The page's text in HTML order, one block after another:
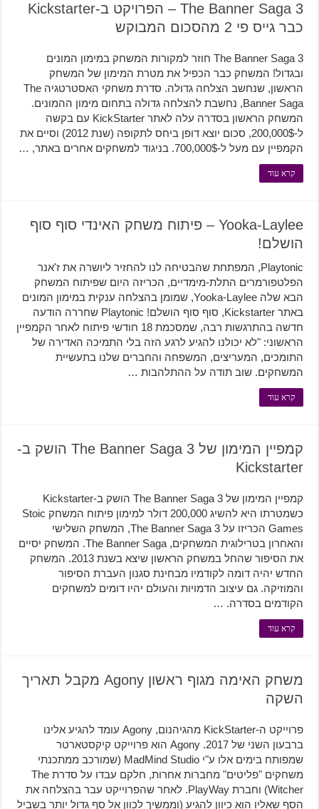
The Banner Saga 3 – הפרויקט ב-Kickstarter
כבר גייס פי 2 מהסכום המבוקש
The Banner Saga 3 חוזר למקורות המשחק במימון המונים
ובגדול! המשחק כבר הכפיל את מטרת המימון של המשחק
הראשון, שנחשב הצלחה גדולה. סדרת משחקי האסטרטגיה The
Banner Saga, נחשבת להצלחה גדולה בתחום מימון ההמונים.
המשחק הראשון בסדרה עלה לאתר KickStarter עם בקשה
ל-200,000$, סכום יוצא דופן ביחס לתקופה (שנת 2012) וסיים את
הקמפיין עם מעל ל-700,000$. בניגוד למשחקים אחרים באתר, …
קרא עוד
Yooka-Laylee – פיתוח משחק האינדי סוף סוף
הושלם!
Playtonic, המפתחת שהבטיחה לנו להחזיר ליושרה את ז'אנר
הפלטפורמרים התלת-מימדיים, הכריזה היום שפיתוח המשחק
הבא שלה Yooka-Laylee, שמומן בהצלחה ענקית במימון המונים
באתר Kickstarter, סוף סוף הושלם! Playtonic שחררה הודעה
חדשה בהתרגשות רבה, שמסכמת 18 חודשי פיתוח לאחר הקמפיין
הראשוני: "לא יכולנו להגיע לרגע הזה בלי התמיכה האדירה של
התומכים, המעריצים, המשפחה והחברים שלנו בתעשיית
המשחקים. שוב תודה על ההתלהבות …
קרא עוד
קמפיין המימון של The Banner Saga 3 הושק ב-
Kickstarter
קמפיין המימון של The Banner Saga 3 הושק ב-Kickstarter
כשמטרתו היא להשיג 200,000 דולר למימון פיתוח המשחק Stoic
Games הכריזו על The Banner Saga 3, המשחק השלישי
והאחרון בטרילוגית המשחקים, The Banner Saga. המשחק יסיים
את הסיפור שהחל במשחק הראשון שיצא בשנת 2013. המשחק
החדש יהיה דומה לקודמיו מבחינת סגנון העברת הסיפור
והמוזיקה. גם עיצוב הדמויות והעולם יהיו דומים למשחקים
הקודמים בסדרה. …
קרא עוד
משחק האימה מגוף ראשון Agony מקבל תאריך
השקה
פרוייקט ה-KickStarter מהגיהנום, Agony עומד להגיע אלינו
ברבעון השני של 2017. Agony הוא פרוייקט קיקסטארטר
שמפותח בימים אלו ע"י MadMind Studio (שמורכב ממתכנתי
משחקים "פליטים" מחברות אחרות, חלקם עבדו על סדרת The
Witcher) וחברת PlayWay. לאחר שהפרוייקט עבר בהצלחה את
הסף שאליו הוא כיוון להגיע (וממשיך לכוון אל סף גדול יותר בשביל